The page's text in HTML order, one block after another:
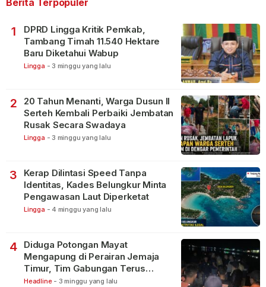
Berita Terpopuler
1
DPRD Lingga Kritik Pemkab,
Tambang Timah 11.540 Hektare
Baru Diketahui Wabup
Lingga - 3 minggu yang lalu
2
20 Tahun Menanti, Warga Dusun II
Serteh Kembali Perbaiki Jembatan
Rusak Secara Swadaya
Lingga - 3 minggu yang lalu
3
Kerap Dilintasi Speed Tanpa
Identitas, Kades Belungkur Minta
Pengawasan Laut Diperketat
Lingga - 4 minggu yang lalu
4
Diduga Potongan Mayat
Mengapung di Perairan Jemaja
Timur, Tim Gabungan Terus
Lakukan Pencarian
Headline - 3 minggu yang lalu